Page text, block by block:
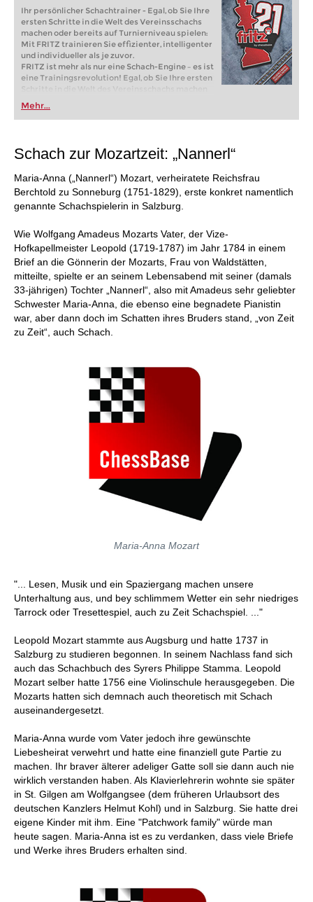
Ihr persönlicher Schachtrainer - Egal, ob Sie Ihre
ersten Schritte in die Welt des Vereinsschachs
machen oder bereits auf Turnierniveau spielen:
Mit FRITZ trainieren Sie effizienter, intelligenter
und individueller als je zuvor.
FRITZ ist mehr als nur eine Schach-Engine – es ist
eine Trainingsrevolution! Egal, ob Sie Ihre ersten
Schritte in die Welt des Vereinsschachs machen
oder bereits auf Turnierniveau spielen: Mit
FRITZ trainieren Sie effizienter, intelligenter und
individueller als je zuvor.
Mehr...
Schach zur Mozartzeit: „Nannerl“
Maria-Anna („Nannerl“) Mozart, verheiratete Reichsfrau
Berchtold zu Sonneburg (1751-1829), erste konkret namentlich
genannte Schachspielerin in Salzburg.
Wie Wolfgang Amadeus Mozarts Vater, der Vize-
Hofkapellmeister Leopold (1719-1787) im Jahr 1784 in einem
Brief an die Gönnerin der Mozarts, Frau von Waldstätten,
mitteilte, spielte er an seinem Lebensabend mit seiner (damals
33-jährigen) Tochter „Nannerl“, also mit Amadeus sehr geliebter
Schwester Maria-Anna, die ebenso eine begnadete Pianistin
war, aber dann doch im Schatten ihres Bruders stand, „von Zeit
zu Zeit“, auch Schach.
Maria-Anna Mozart
"... Lesen, Musik und ein Spaziergang machen unsere
Unterhaltung aus, und bey schlimmem Wetter ein sehr niedriges
Tarrock oder Tresettespiel, auch zu Zeit Schachspiel. ..."
Leopold Mozart stammte aus Augsburg und hatte 1737 in
Salzburg zu studieren begonnen. In seinem Nachlass fand sich
auch das Schachbuch des Syrers Philippe Stamma. Leopold
Mozart selber hatte 1756 eine Violinschule herausgegeben. Die
Mozarts hatten sich demnach auch theoretisch mit Schach
auseinandergesetzt.
Maria-Anna wurde vom Vater jedoch ihre gewünschte
Liebesheirat verwehrt und hatte eine finanziell gute Partie zu
machen. Ihr braver älterer adeliger Gatte soll sie dann auch nie
wirklich verstanden haben. Als Klavierlehrerin wohnte sie später
in St. Gilgen am Wolfgangsee (dem früheren Urlaubsort des
deutschen Kanzlers Helmut Kohl) und in Salzburg. Sie hatte drei
eigene Kinder mit ihm. Eine "Patchwork family" würde man
heute sagen. Maria-Anna ist es zu verdanken, dass viele Briefe
und Werke ihres Bruders erhalten sind.